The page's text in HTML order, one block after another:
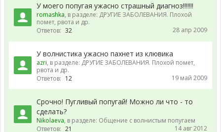
У моего попугая ужасно страшный диагноз!!!!!!!
romashka, в разделе: ДРУГИЕ ЗАБОЛЕВАНИЯ. Плохой
помет, рвота и др.
Ответов: 32 28 апр 2009
У волнистика ужасно пахнет из клювика
azri, в разделе: ДРУГИЕ ЗАБОЛЕВАНИЯ. Плохой помет,
рвота и др.
Ответов: 12 19 май 2009
Срочно! Пугливый попугай! Можно ли что - то
сделать?
Nikolaeva, в разделе: Общение с волнистым попугаем
Ответов: 21 14 авг 2012